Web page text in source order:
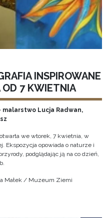
INSPIROWANE
7 KWIETNIA
malarstwo Lucja Radwan,
we wtorek, 7 kwietnia, w
Ekspozycja opowiada o naturze i
podglądając ją na co dzień,
Małek / Muzeum Ziemi